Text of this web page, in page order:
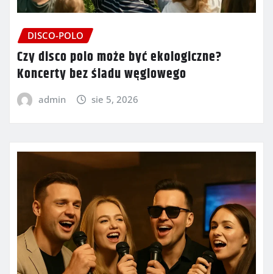
DISCO-POLO
Czy disco polo może być ekologiczne?
Koncerty bez śladu węglowego
admin sie 5, 2026